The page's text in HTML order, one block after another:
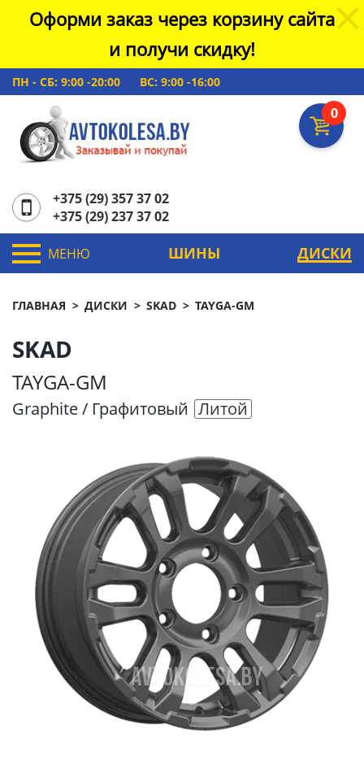
Оформи заказ через корзину сайта
и получи скидку!
ПН - СБ: 9:00 -20:00 ВС: 9:00 -16:00
0
+375 (29) 357 37 02
+375 (29) 237 37 02
МЕНЮ ШИНЫ ДИСКИ
ГЛАВНАЯ ДИСКИ SKAD TAYGA-GM
SKAD
TAYGA-GM
Graphite / Графитовый Литой